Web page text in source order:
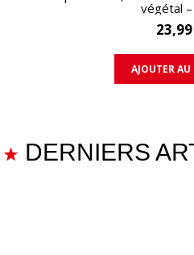
végétal
AJOUTER
DERNIERS